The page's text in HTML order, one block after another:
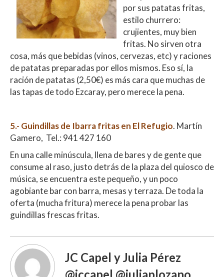
por sus patatas fritas,
estilo churrero:
crujientes, muy bien
fritas. No sirven otra
cosa, más que bebidas (vinos, cervezas, etc) y raciones
de patatas preparadas por ellos mismos. Eso sí, la
ración de patatas (2,50€) es más cara que muchas de
las tapas de todo Ezcaray, pero merece la pena.
5.- Guindillas de Ibarra fritas en El Refugio. Martín
Gamero, Tel.: 941 427 160
En una calle minúscula, llena de bares y de gente que
consume al raso, justo detrás de la plaza del quiosco de
música, se encuentra este pequeño, y un poco
agobiante bar con barra, mesas y terraza. De toda la
oferta (mucha fritura) merece la pena probar las
guindillas frescas fritas.
JC Capel y Julia Pérez